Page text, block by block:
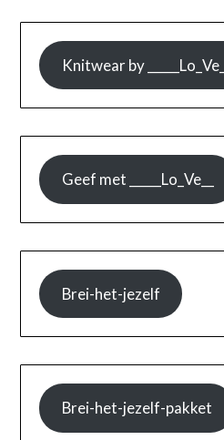
Knitwear by _____Lo_Ve__
Geef met _____Lo_Ve__
Brei-het-jezelf
Brei-het-jezelf-pakket